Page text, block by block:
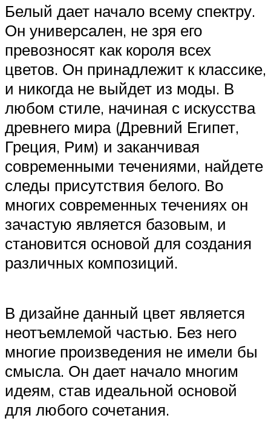
Белый дает начало всему спектру.
Он универсален, не зря его
превозносят как короля всех
цветов. Он принадлежит к классике,
и никогда не выйдет из моды. В
любом стиле, начиная с искусства
древнего мира (Древний Египет,
Греция, Рим) и заканчивая
современными течениями, найдете
следы присутствия белого. Во
многих современных течениях он
зачастую является базовым, и
становится основой для создания
различных композиций.
В дизайне данный цвет является
неотъемлемой частью. Без него
многие произведения не имели бы
смысла. Он дает начало многим
идеям, став идеальной основой
для любого сочетания.